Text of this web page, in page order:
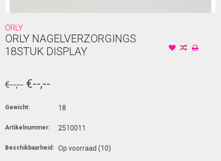
ORLY
ORLY NAGELVERZORGINGS
18STUK DISPLAY
€--,-- €--,--
Gewicht: 18
Artikelnummer: 2510011
Beschikbaarheid: Op voorraad (10)